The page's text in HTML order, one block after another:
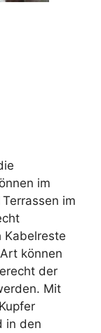
im
im
Kabelreste
können
der
Mit
in den